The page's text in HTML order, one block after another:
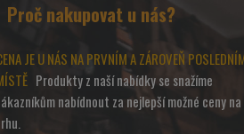
Proč nakupovat u nás?
JE U NÁS NA PRVNÍM A ZÁROVEŇ
Produkty z naší nabídky se snažíme
nabídnout za nejlepší možné ceny na